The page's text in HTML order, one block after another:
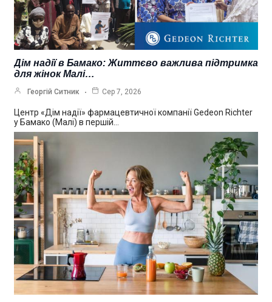
Дім надії в Бамако: Життєво важлива підтримка
для жінок Малі…
Георгій Ситник Сер 7, 2026
Центр «Дім надії» фармацевтичної компанії Gedeon Richter
у Бамако (Малі) в першій…